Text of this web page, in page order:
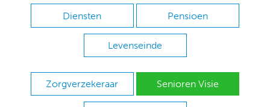
Diensten Pensioen
Levenseinde
Zorgverzekeraar Senioren Visie